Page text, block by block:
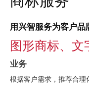
用兴智服务为客户品
图形商标、文
业务
根据客户需求，推荐合理